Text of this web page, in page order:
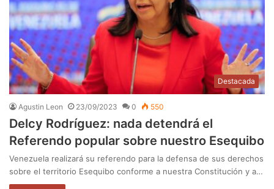
Destacada
Agustin Leon 23/09/2023 0 550
Delcy Rodríguez: nada detendrá el
Referendo popular sobre nuestro Esequibo
Venezuela realizará su referendo para la defensa de sus derechos
sobre el territorio Esequibo conforme a nuestra Constitución y a…